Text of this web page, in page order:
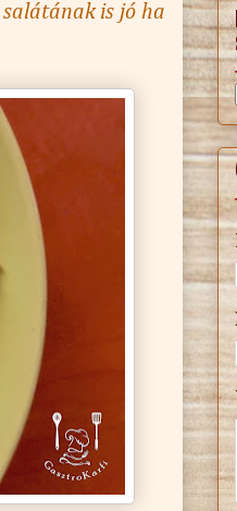
salátának is jó ha